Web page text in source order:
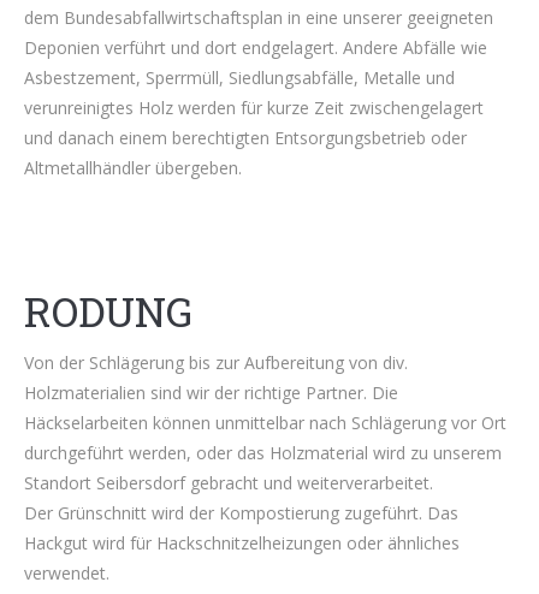
dem Bundesabfallwirtschaftsplan in eine unserer geeigneten
Deponien verführt und dort endgelagert. Andere Abfälle wie
Asbestzement, Sperrmüll, Siedlungsabfälle, Metalle und
verunreinigtes Holz werden für kurze Zeit zwischengelagert
und danach einem berechtigten Entsorgungsbetrieb oder
Altmetallhändler übergeben.
RODUNG
Von der Schlägerung bis zur Aufbereitung von div.
Holzmaterialien sind wir der richtige Partner. Die
Häckselarbeiten können unmittelbar nach Schlägerung vor Ort
durchgeführt werden, oder das Holzmaterial wird zu unserem
Standort Seibersdorf gebracht und weiterverarbeitet.
Der Grünschnitt wird der Kompostierung zugeführt. Das
Hackgut wird für Hackschnitzelheizungen oder ähnliches
verwendet.